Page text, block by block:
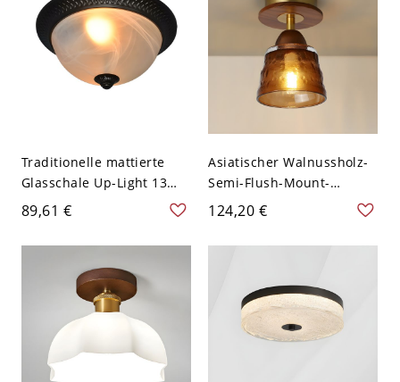
Traditionelle mattierte
Glasschale Up-Light 13
Zoll Deckenleuchte - 110V-
120V Design 1
89,61 €
Asiatischer Walnussholz-
Semi-Flush-Mount-
Deckenleuchte mit
Glasschirm - 110V-120V
Karamellfarben
124,20 €